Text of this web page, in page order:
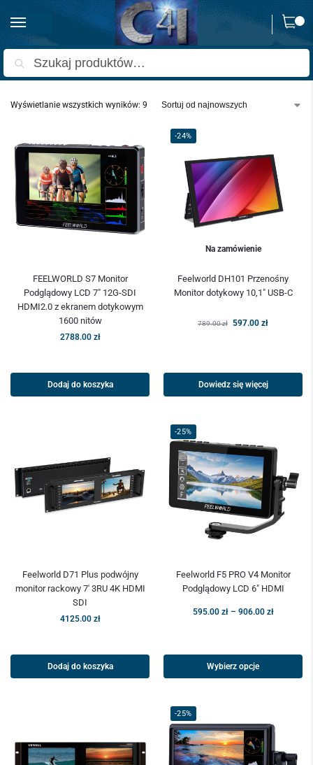
0
Strona główna Akcesoria i usługi
Wyświetlanie wszystkich wyników: 9
FEELWORLD S7 Monitor
Podglądowy LCD 7″ 12G-SDI
HDMI2.0 z ekranem dotykowym
1600 nitów
2788.00 zł
Dodaj do koszyka
-24%
Na zamówienie
Feelworld DH101 Przenośny
Monitor dotykowy 10,1″ USB-C
789.00zł 597.00 zł
Dowiedz się więcej
Feelworld D71 Plus podwójny
monitor rackowy 7′ 3RU 4K HDMI
SDI
4125.00 zł
Dodaj do koszyka
-25%
Feelworld F5 PRO V4 Monitor
Podglądowy LCD 6″ HDMI
595.00 zł – 906.00 zł
Wybierz opcje
-25%